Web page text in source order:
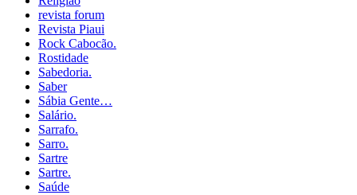
revista forum
Revista Piaui
Rock Cabocão.
Rostidade
Sabedoria.
Saber
Sábia Gente…
Salário.
Sarrafo.
Sarro.
Sartre
Sartre.
Saúde